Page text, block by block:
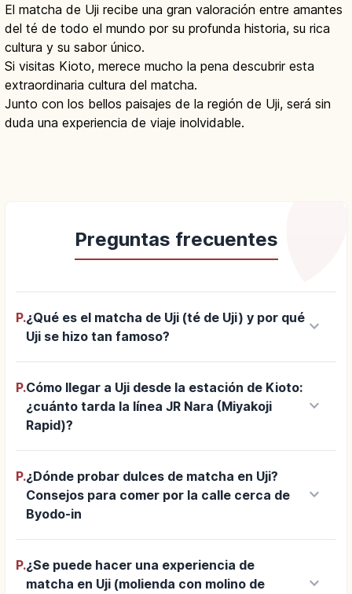
El matcha de Uji recibe una gran valoración entre amantes
del té de todo el mundo por su profunda historia, su rica
cultura y su sabor único.
Si visitas Kioto, merece mucho la pena descubrir esta
extraordinaria cultura del matcha.
Junto con los bellos paisajes de la región de Uji, será sin
duda una experiencia de viaje inolvidable.
Preguntas frecuentes
P.¿Qué es el matcha de Uji (té de Uji) y por qué
Uji se hizo tan famoso?
keyboard_arrow_down
P.Cómo llegar a Uji desde la estación de Kioto:
¿cuánto tarda la línea JR Nara (Miyakoji
Rapid)?
keyboard_arrow_down
P.¿Dónde probar dulces de matcha en Uji?
Consejos para comer por la calle cerca de
Byodo-in
keyboard_arrow_down
P.¿Se puede hacer una experiencia de
matcha en Uji (molienda con molino de
keyboard_arrow_down